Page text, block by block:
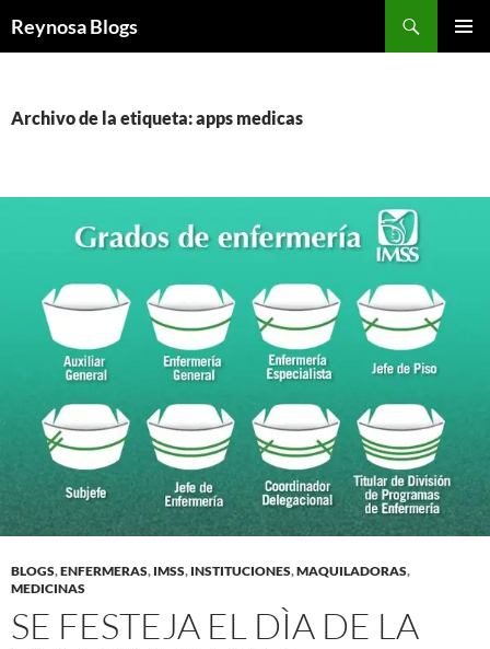
Reynosa Blogs
Archivo de la etiqueta: apps medicas
BLOGS,ENFERMERAS, IMSS, INSTITUCIONES,MAQUILADORAS,
MEDICINAS
SE FESTEJA EL DÌA DE LA